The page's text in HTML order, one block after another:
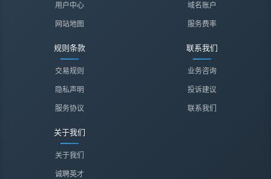
用户中心
网站地图
域名账户
服务费率
规则条款
交易规则
隐私声明
服务协议
联系我们
业务咨询
投诉建议
联系我们
关于我们
关于我们
诚聘英才